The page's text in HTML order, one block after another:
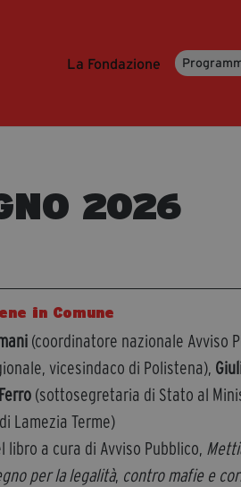
La Fondazione
2026
in Comune
(coordinatore nazionale Avviso
vicesindaco di Polistena),
(sottosegretaria di Stato al
Lamezia Terme)
libro a cura di Avviso Pubblico,
per la legalità, contro mafie e